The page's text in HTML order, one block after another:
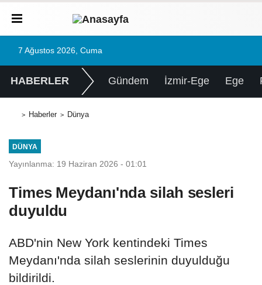
7 Ağustos 2026, Cuma
HABERLER Gündem İzmir-Ege Ege
Haberler Dünya
DÜNYA
Yayınlanma: 19 Haziran 2026 - 01:01
Times Meydanı'nda silah sesleri
duyuldu
ABD'nin New York kentindeki Times
Meydanı'nda silah seslerinin duyulduğu
bildirildi.